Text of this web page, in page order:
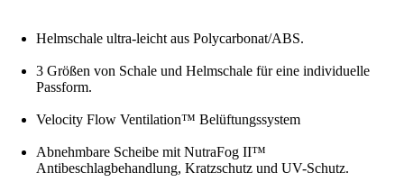
Helmschale ultra-leicht aus Polycarbonat/ABS.
3 Größen von Schale und Helmschale für eine individuelle
Passform.
Velocity Flow Ventilation™ Belüftungssystem
Abnehmbare Scheibe mit NutraFog II™
Antibeschlagbehandlung, Kratzschutz und UV-Schutz.